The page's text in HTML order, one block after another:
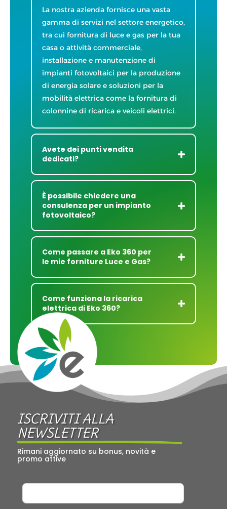
La nostra azienda fornisce una vasta
gamma di servizi nel settore energetico,
tra cui fornitura di luce e gas per la tua
casa o attività commerciale,
installazione e manutenzione di
impianti fotovoltaici per la produzione
di energia solare e soluzioni per la
mobilità elettrica come la fornitura di
colonnine di ricarica e veicoli elettrici.
Avete dei punti vendita
dedicati?
È possibile chiedere una
consulenza per un impianto
fotovoltaico?
Come passare a Eko 360 per
le mie forniture Luce e Gas?
Come funziona la ricarica
elettrica di Eko 360?
ISCRIVITI ALLA
NEWSLETTER
Rimani aggiornato su bonus, novità e
promo attive